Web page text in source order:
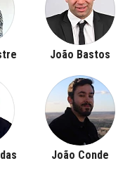
João Bastos
João Conde